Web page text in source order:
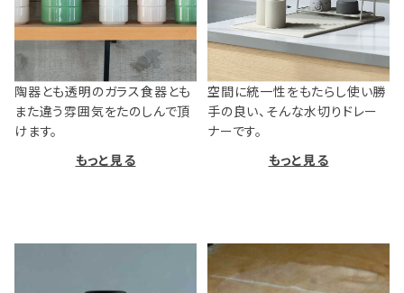
陶器とも透明のガラス食器とも
また違う雰囲気をたのしんで頂
けます。
もっと見る
空間に統一性をもたらし使い勝
手の良い、そんな水切りドレー
ナーです。
もっと見る